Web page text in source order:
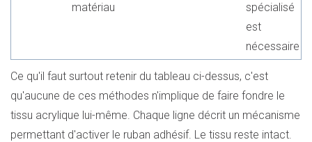
matériau
spécialisé
est
nécessaire
Ce qu'il faut surtout retenir du tableau ci-dessus, c'est
qu'aucune de ces méthodes n'implique de faire fondre le
tissu acrylique lui-même. Chaque ligne décrit un mécanisme
permettant d'activer le ruban adhésif. Le tissu reste intact.